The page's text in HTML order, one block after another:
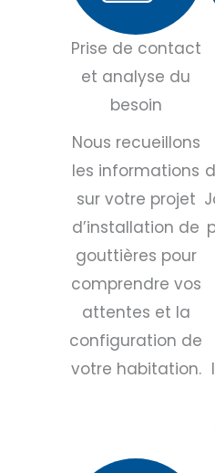
Prise de contact
et analyse du
besoin
Nous recueillons
les informations
sur votre projet
d’installation de
gouttières pour
comprendre vos
attentes et la
configuration de
votre habitation.